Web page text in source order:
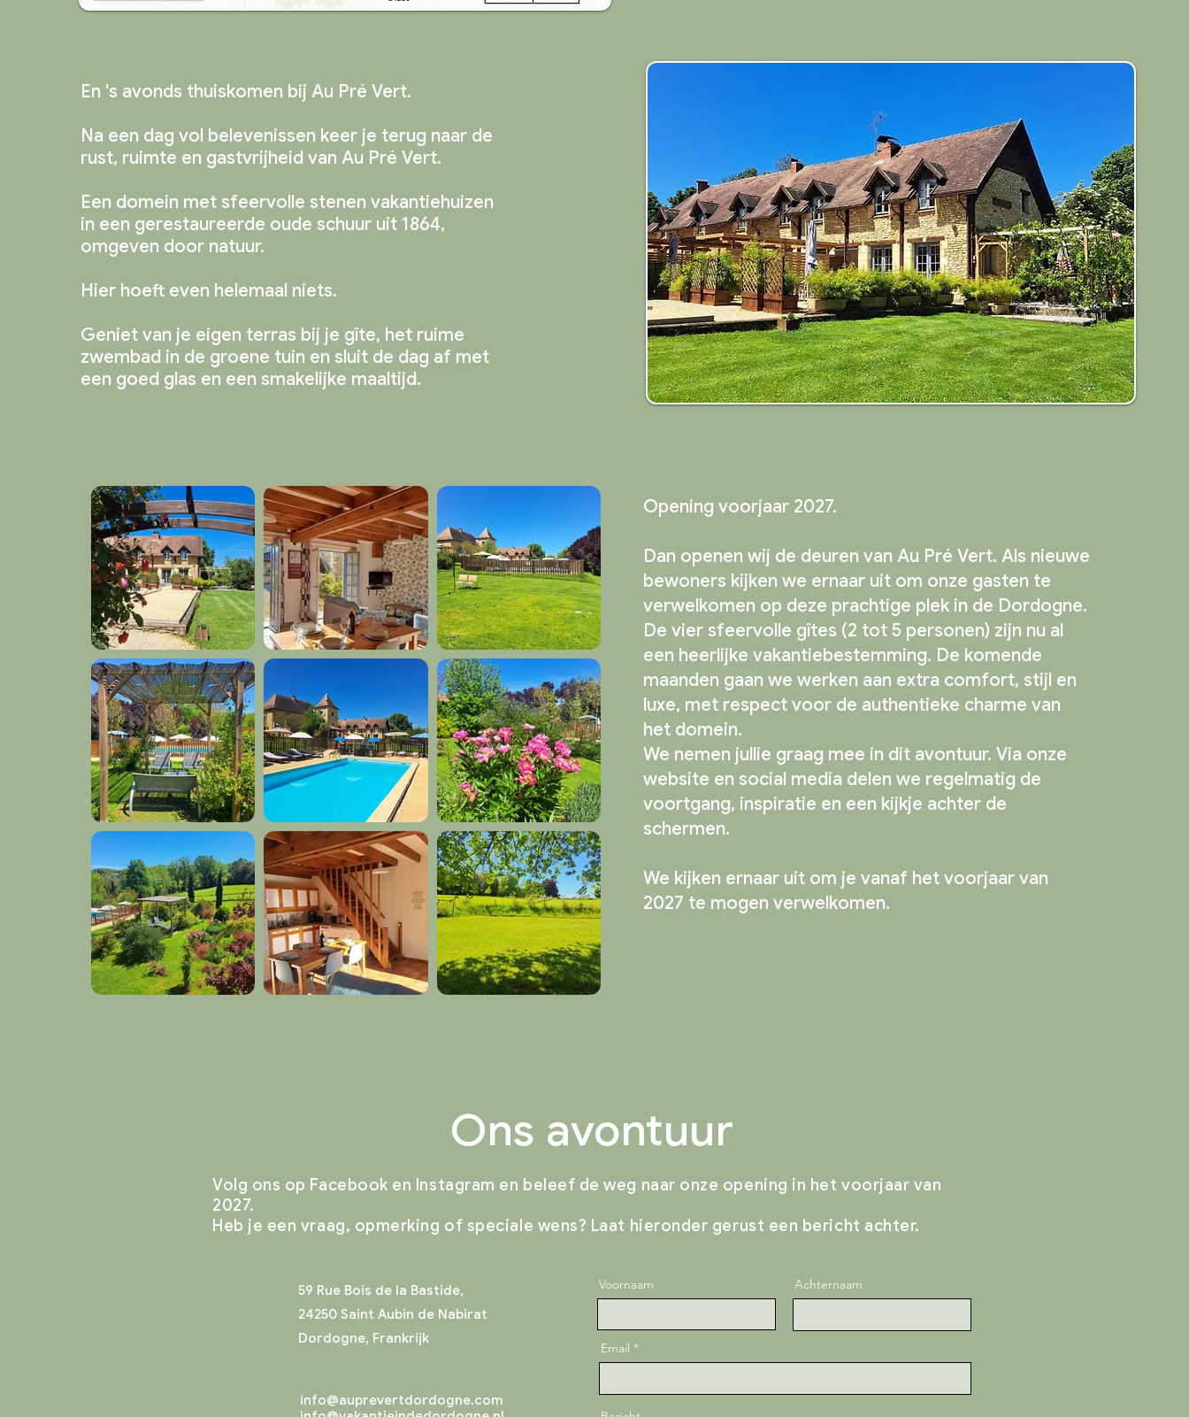
En 's avonds thuiskomen bij Au Pré Vert.
Na een dag vol belevenissen keer je terug naar de
rust, ruimte en gastvrijheid van Au Pré Vert.
Een domein met sfeervolle stenen vakantiehuizen
in een gerestaureerde oude schuur uit 1864,
omgeven door natuur.
Hier hoeft even helemaal niets.
Geniet van je eigen terras bij je gîte, het ruime
zwembad in de groene tuin en sluit de dag af met
een goed glas en een smakelijke maaltijd.
Opening voorjaar 2027.
Dan openen wij de deuren van Au Pré Vert. Als nieuwe
bewoners kijken we ernaar uit om onze gasten te
verwelkomen op deze prachtige plek in de Dordogne.
De vier sfeervolle gîtes (2 tot 5 personen) zijn nu al
een heerlijke vakantiebestemming. De komende
maanden gaan we werken aan extra comfort, stijl en
luxe, met respect voor de authentieke charme van
het domein.
We nemen jullie graag mee in dit avontuur. Via onze
website en social media delen we regelmatig de
voortgang, inspiratie en een kijkje achter de
schermen.​
We kijken ernaar uit om je vanaf het voorjaar van
2027 te mogen verwelkomen.
Ons avontuur
Volg ons op Facebook en Instagram en beleef de weg naar onze opening in het voorjaar van
2027.
Heb je een vraag, opmerking of speciale wens? Laat hieronder gerust een bericht achter.
59 Rue Bois de la Bastide,
24250 Saint Aubin de Nabirat
Dordogne, Frankrijk
info@auprevertdordogne.com
Voornaam Achternaam
Email